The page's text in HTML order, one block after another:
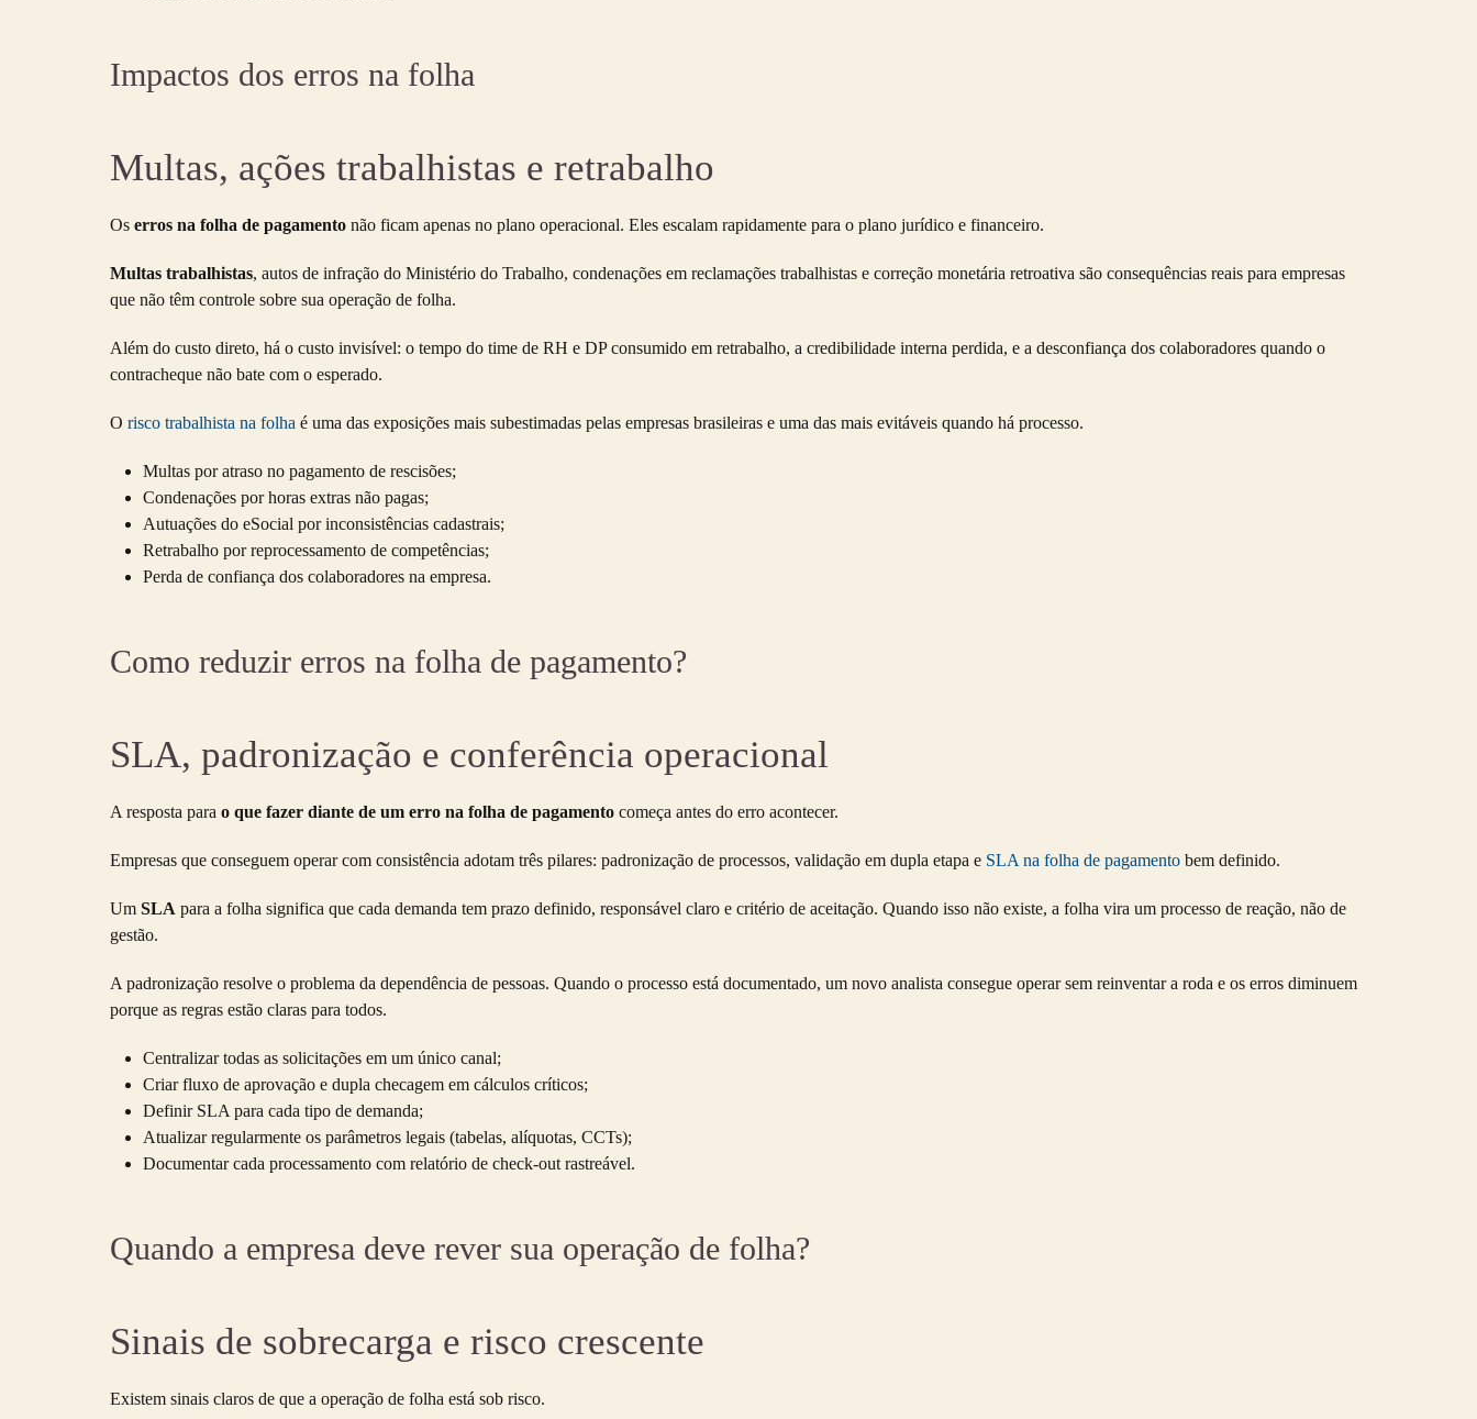
Impactos dos erros na folha
Multas, ações trabalhistas e retrabalho
Os erros na folha de pagamento não ficam apenas no plano operacional. Eles escalam rapidamente para o plano jurídico e financeiro.
Multas trabalhistas, autos de infração do Ministério do Trabalho, condenações em reclamações trabalhistas e correção monetária retroativa são consequências reais para empresas
que não têm controle sobre sua operação de folha.
Além do custo direto, há o custo invisível: o tempo do time de RH e DP consumido em retrabalho, a credibilidade interna perdida, e a desconfiança dos colaboradores quando o
contracheque não bate com o esperado.
O risco trabalhista na folha é uma das exposições mais subestimadas pelas empresas brasileiras e uma das mais evitáveis quando há processo.
Multas por atraso no pagamento de rescisões;
Condenações por horas extras não pagas;
Autuações do eSocial por inconsistências cadastrais;
Retrabalho por reprocessamento de competências;
Perda de confiança dos colaboradores na empresa.
Como reduzir erros na folha de pagamento?
SLA, padronização e conferência operacional
A resposta para o que fazer diante de um erro na folha de pagamento começa antes do erro acontecer.
Empresas que conseguem operar com consistência adotam três pilares: padronização de processos, validação em dupla etapa e SLA na folha de pagamento bem definido.
Um SLA para a folha significa que cada demanda tem prazo definido, responsável claro e critério de aceitação. Quando isso não existe, a folha vira um processo de reação, não de
gestão.
A padronização resolve o problema da dependência de pessoas. Quando o processo está documentado, um novo analista consegue operar sem reinventar a roda e os erros diminuem
porque as regras estão claras para todos.
Centralizar todas as solicitações em um único canal;
Criar fluxo de aprovação e dupla checagem em cálculos críticos;
Definir SLA para cada tipo de demanda;
Atualizar regularmente os parâmetros legais (tabelas, alíquotas, CCTs);
Documentar cada processamento com relatório de check-out rastreável.
Quando a empresa deve rever sua operação de folha?
Sinais de sobrecarga e risco crescente
Existem sinais claros de que a operação de folha está sob risco.